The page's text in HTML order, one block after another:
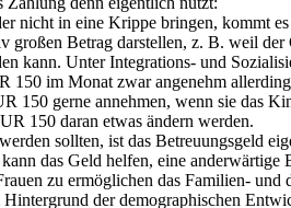
nicht in eine Krippe bringen, kommt
Betrag darstellen, z. B. weil
kann. Unter Integrations- und
150 im Monat zwar angenehm
150 gerne annehmen, wenn sie das
150 daran etwas ändern werden.
sollten, ist das Betreuungsgeld
das Geld helfen, eine anderwärtige
zu ermöglichen das Familien-
der demographischen